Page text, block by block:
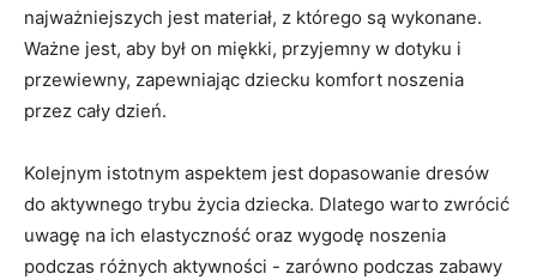
najważniejszych​ jest materiał,⁢ z którego​ są⁤ wykonane. ​
Ważne jest, aby był on miękki, przyjemny w​ dotyku i
przewiewny, zapewniając‍ dziecku komfort noszenia
przez cały dzień.
Kolejnym istotnym aspektem jest dopasowanie dresów ​
do aktywnego trybu życia dziecka. Dlatego warto zwrócić
uwagę‌ na ich elastyczność oraz wygodę ⁢noszenia
podczas różnych aktywności -​ zarówno podczas ⁢zabawy